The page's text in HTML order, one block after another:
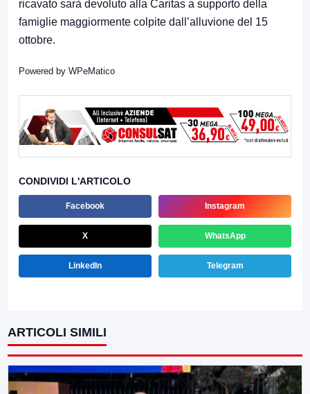
ricavato sarà devoluto alla Caritas a supporto della
famiglie maggiormente colpite dall’alluvione del 15
ottobre.
Powered by WPeMatico
CONDIVIDI L'ARTICOLO
Facebook Instagram
X WhatsApp
LinkedIn Telegram
ARTICOLI SIMILI